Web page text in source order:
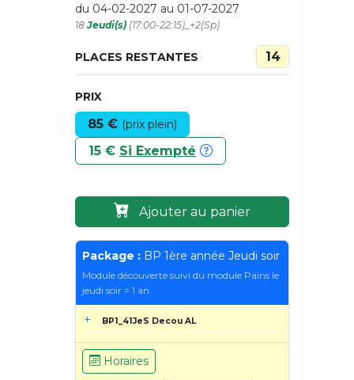
du 04-02-2027 au 01-07-2027
18Jeudi(s) (17:00-22:15)_+2(Sp)
PLACES RESTANTES 14
PRIX
85 € (prix plein)
15 € Si Exempté
Ajouter au panier
Package : BP 1ère année Jeudi soir
Module découverte suivi du module Pains le
jeudi soir = 1 an
BP1_41JeS Decou AL
Horaires